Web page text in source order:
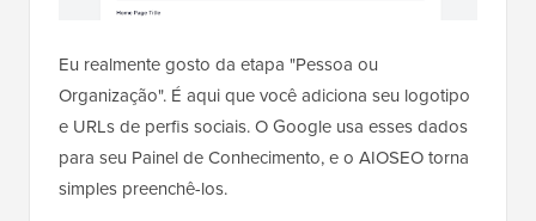
Eu realmente gosto da etapa "Pessoa ou
Organização". É aqui que você adiciona seu logotipo
e URLs de perfis sociais. O Google usa esses dados
para seu Painel de Conhecimento, e o AIOSEO torna
simples preenchê-los.